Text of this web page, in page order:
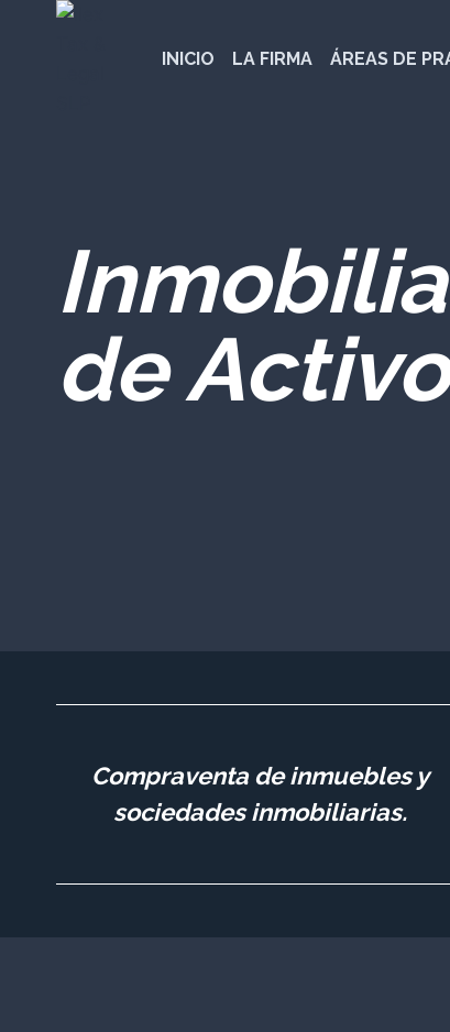
INICIO LA FIRMA ÁREAS DE
de
Compraventa de inmuebles y
sociedades inmobiliarias.